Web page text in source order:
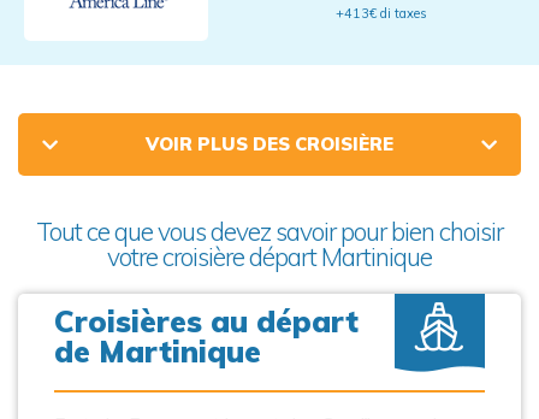
+413€ di taxes
VOIR PLUS DES CROISIÈRE
Tout ce que vous devez savoir pour bien choisir
votre croisière départ Martinique
Croisières au départ
de Martinique